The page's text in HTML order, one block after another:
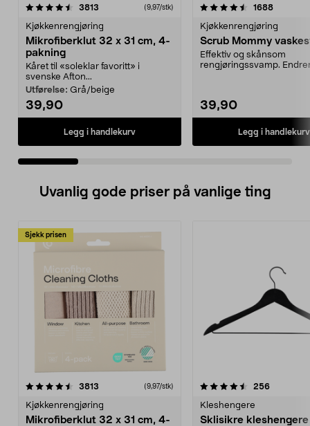
3813 anmeldelser(9,97/stk)
Kjøkkenrengjøring
Mikrofiberklut 32 x 31 cm, 4-
pakning
Kåret til «soleklar favoritt» i
svenske Afton...
Utførelse: Grå/beige
39,90
Legg i handlekurv
4.5 av 5 stjerner 1688
Kjøkkenrengjøring
Scrub Mommy
Effektiv og skånsom
rengjøringssvamp.
39,90
Legg i handlekurv
4.0 av 5 stjerner
Uvanlig gode priser på vanlige ting
Sjekk prisen
3813 anmeldelser(9,97/stk)
Kjøkkenrengjøring
Mikrofiberklut 32 x 31 cm, 4-
4.5av 5 stjerner 256
Kleshengere
Sklisikre
4.5av 5 stjerner